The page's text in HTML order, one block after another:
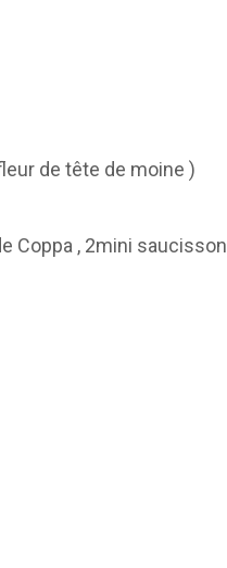
de tête de moine )
Coppa , 2mini